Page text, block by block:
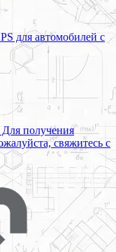
для автомобилей с
Для получения
свяжитесь с